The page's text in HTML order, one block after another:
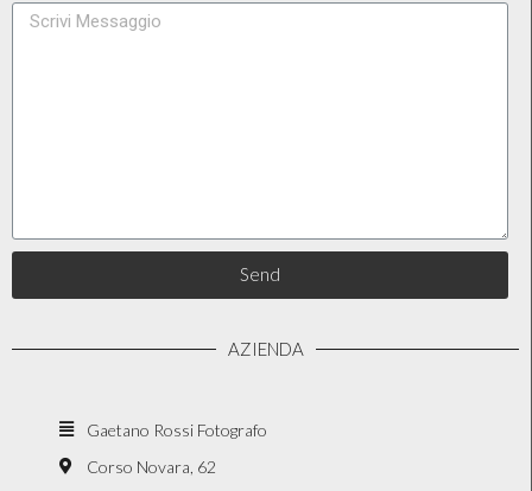
Send
AZIENDA
Gaetano Rossi Fotografo
Corso Novara, 62